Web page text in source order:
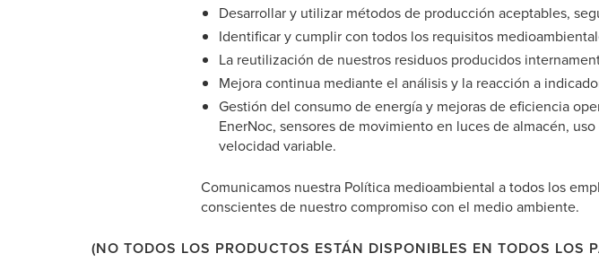
Desarrollar y utilizar métodos de producción aceptables,
Identificar y cumplir con todos los requisitos
La reutilización de nuestros residuos producidos
Mejora continua mediante el análisis y la reacción a
Gestión del consumo de energía y mejoras de eficiencia
EnerNoc, sensores de movimiento en luces de almacén,
velocidad variable.
Comunicamos nuestra Política medioambiental a todos los
conscientes de nuestro compromiso con el medio ambiente.
(NO TODOS LOS PRODUCTOS ESTÁN DISPONIBLES EN TODOS LOS